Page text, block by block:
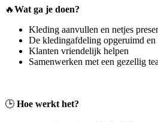
🔥Wat ga je doen?
Kleding aanvullen en netjes
De kledingafdeling opgeruimd
Klanten vriendelijk helpen
Samenwerken met een gezellig
🕒 Hoe werkt het?